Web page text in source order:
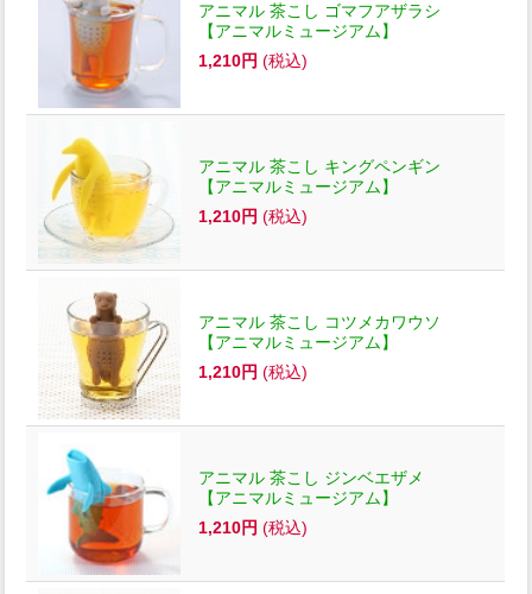
アニマル 茶こし ゴマフアザラシ
【アニマルミュージアム】
1,210円 (税込)
アニマル 茶こし キングペンギン
【アニマルミュージアム】
1,210円 (税込)
アニマル 茶こし コツメカワウソ
【アニマルミュージアム】
1,210円 (税込)
アニマル 茶こし ジンベエザメ
【アニマルミュージアム】
1,210円 (税込)